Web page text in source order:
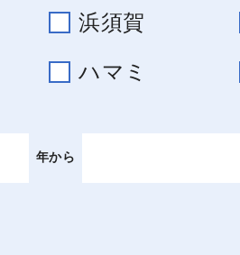
浜須賀
ハマミ
年から